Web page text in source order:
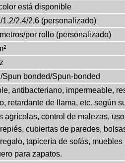
está disponible
1,2/2,4/2,6 (personalizado)
por rollo (personalizado)
Spun bonded/Spun-bonded
antibacteriano, impermeable,
retardante de llama, etc. según
agrícolas, control de malezas,
cubiertas de paredes,
tapicería de sofás,
para zapatos.